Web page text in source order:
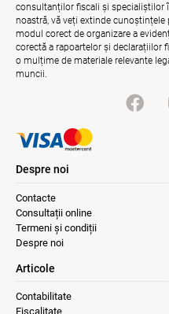
consultanților fiscali și specialiștilor
noastră, vă veți extinde
modul corect de organizare a
corectă a rapoartelor și declarațiilor
o mulțime de materiale relevante
muncii.
Despre noi
Contacte
Consultații online
Termeni și condiții
Despre noi
Articole
Contabilitate
Fiscalitate